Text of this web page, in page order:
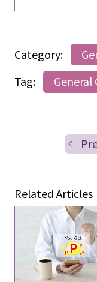
Category:
Tag:
Related Articles